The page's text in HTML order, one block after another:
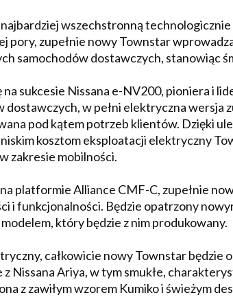
wszechstronną
pory, zupełnie nowy Townstar
samochodów dostawczych, stanowiąc
na sukcesie Nissana e-NV200, pioniera i
dostawczych, w pełni elektryczna wersja
pod kątem potrzeb klientów. Dzięki
kosztom eksploatacji elektryczny
zakresie mobilności.
platformie Alliance CMF-C, zupełnie
i funkcjonalności. Będzie opatrzony
który będzie z nim produkowany.
całkowicie nowy Townstar
z Nissana Ariya, w tym smukłe,
z zawiłym wzorem Kumiko i świeżym